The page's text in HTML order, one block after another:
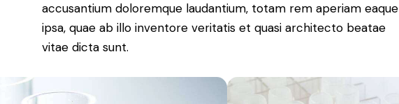
accusantium doloremque laudantium, totam rem aperiam eaque
ipsa, quae ab illo inventore veritatis et quasi architecto beatae
vitae dicta sunt.